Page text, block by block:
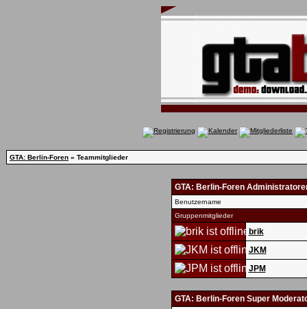
GTA: Berlin-Foren » Teammitglieder
GTA: Berlin-Foren
Benutzername
Gruppenmitglieder
brik
JKM
JPM
GTA: Berlin-Foren Super